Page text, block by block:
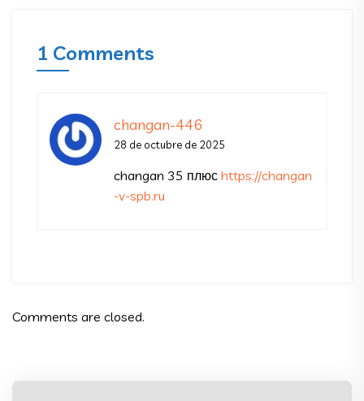
1 Comments
changan-446
28 de octubre de 2025
changan 35 плюс https://changan
-v-spb.ru
Comments are closed.